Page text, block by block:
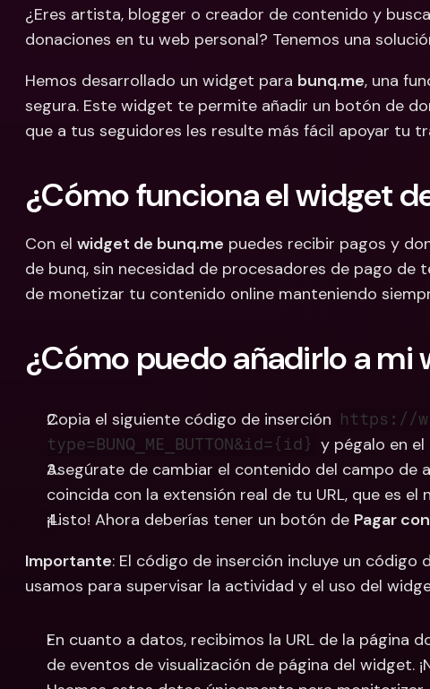
Cuentas Bancarias
Internacionales y
¿Eres artista, blogger o creador de contenido y
donaciones en tu web personal? Tenemos una
Hemos desarrollado un widget para bunq.me, una
segura. Este widget te permite añadir un botón de
que a tus seguidores les resulte más fácil apoyar tu
¿Cómo funciona el widget
Con el widget de bunq.me puedes recibir pagos y
de bunq, sin necesidad de procesadores de pago de
de monetizar tu contenido online manteniendo
¿Cómo puedo añadirlo a mi
Copia el siguiente código de inserción https://
type=BUNQ_ME_BUTTON&id={id} y pégalo en
Asegúrate de cambiar el contenido del campo de
coincida con la extensión real de tu URL, que es
¡Listo! Ahora deberías tener un botón de Pagar
Importante: El código de inserción incluye un código
usamos para supervisar la actividad y el uso del
En cuanto a datos, recibimos la URL de la página
de eventos de visualización de página del widget.